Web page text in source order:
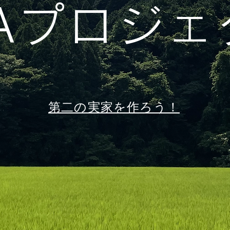
プロジェ
第二の実家を作ろう！